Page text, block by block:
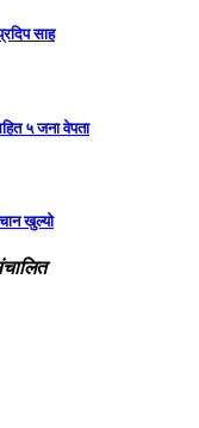
साह
५ जना वेपता
खुल्यो